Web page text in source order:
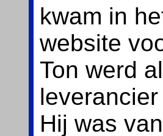
kwam in
website
Ton werd
Hij was